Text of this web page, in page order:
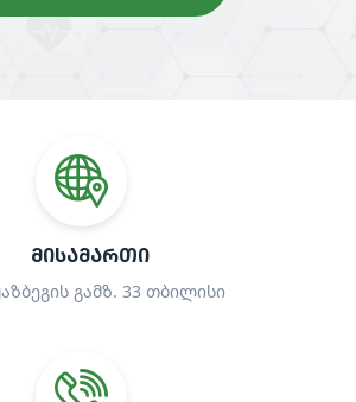
ᲛᲘᲡᲐᲛᲐᲠᲗᲘ
გამზ. 33 თბილისი